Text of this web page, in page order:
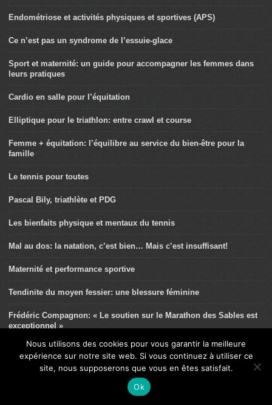
Endométriose et activités physiques et sportives (APS)
Ce n’est pas un syndrome de l’essuie-glace
Sport et maternité: un guide pour accompagner les femmes dans
leurs pratiques
Cardio en salle pour l’équitation
Elliptique pour le triathlon: entre crawl et course
Femme + équitation: l’équilibre au service du bien-être pour la
famille
Le tennis pour toutes
Pascal Bily, triathlète et PDG
Les bienfaits physique et mentaux du tennis
Mal au dos: la natation, c’est bien… Mais c’est insuffisant!
Maternité et performance sportive
Tendinite du moyen fessier: une blessure féminine
Frédéric Compagnon: « Le soutien sur le Marathon des Sables est
exceptionnel »
Zwift: et si vous vous y mettiez?
Tennis Santé: conseils et bonne pratique
Perrine Fages et Stéven Le Hyaric: à deux c’est mieux!
Nous utilisons des cookies pour vous garantir la meilleure
expérience sur notre site web. Si vous continuez à utiliser ce
site, nous supposerons que vous en êtes satisfait.
Ok